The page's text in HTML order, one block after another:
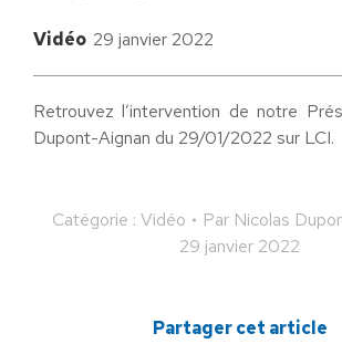
Vidéo 29 janvier 2022
Retrouvez l’intervention de notre
Dupont-Aignan du 29/01/2022 sur LCI.
Catégorie : Vidéo Par Nicolas
29 janvier 2022
Partager cet article